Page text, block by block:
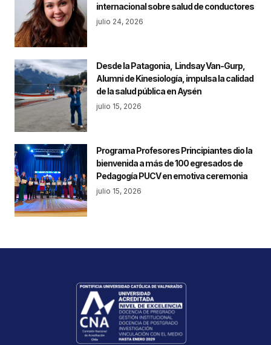
internacional sobre salud de conductores
julio 24, 2026
Desde la Patagonia, Lindsay Van-Gurp,
Alumni de Kinesiología, impulsa la calidad
de la salud pública en Aysén
julio 15, 2026
Programa Profesores Principiantes dio la
bienvenida a más de 100 egresados de
Pedagogía PUCV en emotiva ceremonia
julio 15, 2026